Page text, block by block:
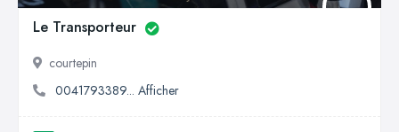
Le Transporteur
courtepin
0041793389... Afficher